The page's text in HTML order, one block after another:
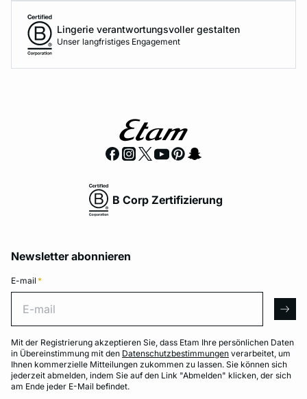
Lingerie verantwortungsvoller gestalten
Unser langfristiges Engagement
B Corp Zertifizierung
Newsletter abonnieren
E-mail *
Mit der Registrierung akzeptieren Sie, dass Etam Ihre persönlichen Daten
in Übereinstimmung mit den Datenschutzbestimmungen verarbeitet, um
Ihnen kommerzielle Mitteilungen zukommen zu lassen. Sie können sich
jederzeit abmelden, indem Sie auf den Link "Abmelden" klicken, der sich
am Ende jeder E-Mail befindet.